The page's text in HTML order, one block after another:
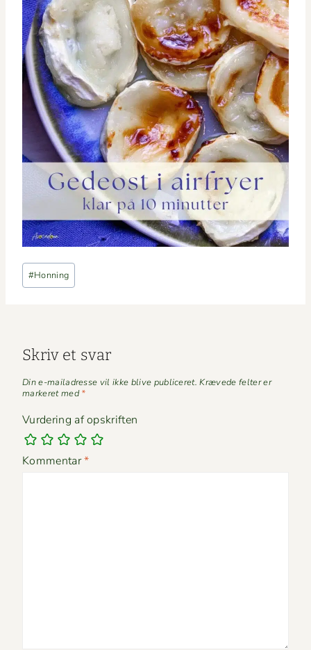
Indlæg-
tags:
#Honning
Skriv et svar
Din e-mailadresse vil ikke blive publiceret. Krævede felter er
markeret med*
Vurdering af opskriften
Kommentar*